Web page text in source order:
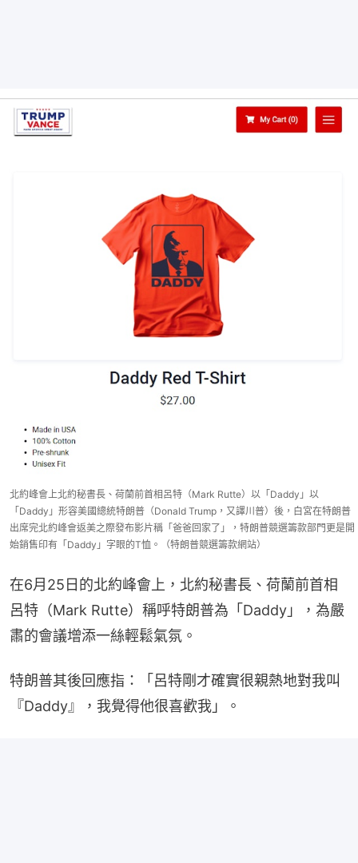
北約峰會上北約秘書長、荷蘭前首相呂特（Mark Rutte）以「Daddy」以
「Daddy」形容美國總統特朗普（Donald Trump，又譯川普）後，白宮在特朗普
出席完北約峰會返美之際發布影片稱「爸爸回家了」，特朗普競選籌款部門更是開
始銷售印有「Daddy」字眼的T恤。（特朗普競選籌款網站）
在6月25日的北約峰會上，北約秘書長、荷蘭前首相
呂特（Mark Rutte）稱呼特朗普為「Daddy」，為嚴
肅的會議增添一絲輕鬆氣氛。
特朗普其後回應指：「呂特剛才確實很親熱地對我叫
『Daddy』，我覺得他很喜歡我」。